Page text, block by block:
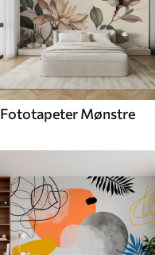
Fototapeter Mønstre